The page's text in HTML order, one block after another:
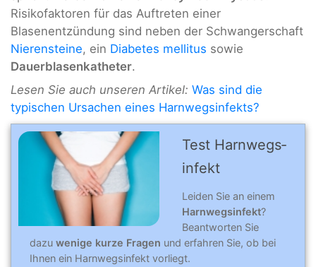
Risikofaktoren für das Auftreten einer
Blasenentzündung sind neben der Schwangerschaft
Nierensteine, ein Diabetes mellitus sowie
Dauerblasenkatheter.
Lesen Sie auch unseren Artikel: Was sind die
typischen Ursachen eines Harnwegsinfekts?
Test Harn­wegs­
in­fekt
Leiden Sie an einem
Harnwegsinfekt?
Beantworten Sie
dazu wenige kurze Fragen und erfahren Sie, ob bei
Ihnen ein Harnwegsinfekt vorliegt.